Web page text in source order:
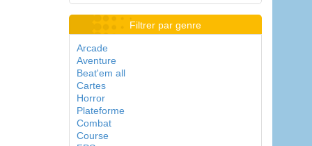
Filtrer par genre
Arcade
Aventure
Beat'em all
Cartes
Horror
Plateforme
Combat
Course